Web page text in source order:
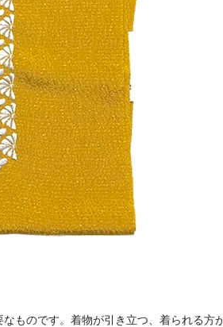
ものです。着物が引き立つ、着られる方